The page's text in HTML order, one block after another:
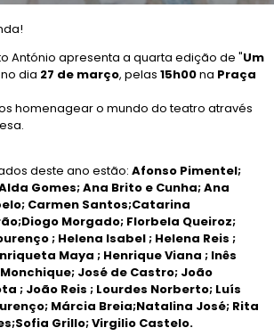
António apresenta a quarta edição de "Um
dia 27 de março, pelas 15h00na Praça
homenagear o mundo do teatro através
deste ano estão: Afonso Pimentel;
Gomes; Ana Brito e Cunha; Ana
Carmen Santos;Catarina
Morgado; Florbela Queiroz;
; Helena Isabel ; Helena Reis ;
Maya ; Henrique Viana ; Inês
José de Castro; João
; João Reis ; Lourdes Norberto; Luís
Márcia Breia;Natalina José; Rita
Grillo; Virgilio Castelo.